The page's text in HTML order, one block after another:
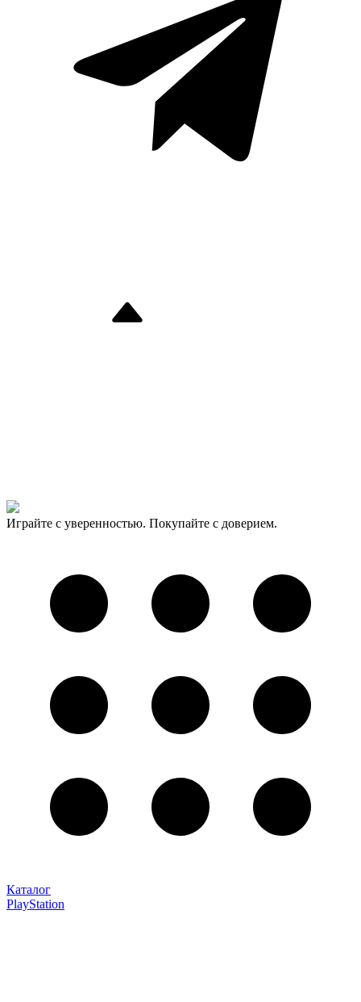
Играйте с уверенностью. Покупайте с доверием.
Каталог
PlayStation